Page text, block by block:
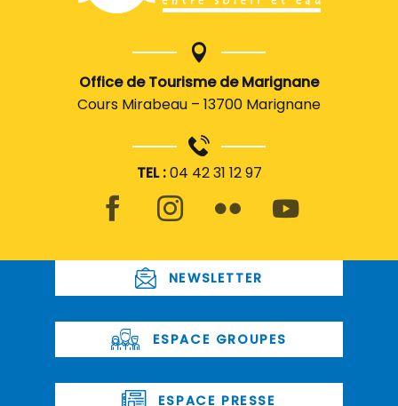
Office de Tourisme de Marignane
Cours Mirabeau – 13700 Marignane
TEL :04 42 31 12 97
NEWSLETTER
ESPACE GROUPES
ESPACE PRESSE